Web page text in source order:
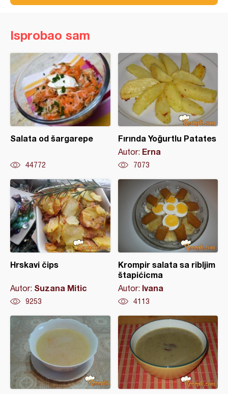
Isprobao sam
Salata od šargarepe
44772
Fırında Yoğurtlu Patates
Autor: Erna
7073
Hrskavi čips
Autor: Suzana Mitic
9253
Krompir salata sa ribljim
štapićicma
Autor: Ivana
4113